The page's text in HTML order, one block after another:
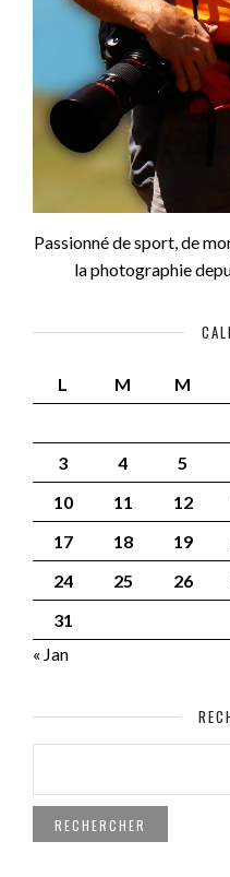
Passionné de sport, de
la photographie
L M M
3
4 5
10
11 12
17
18 19
24
25 26
31
« Jan